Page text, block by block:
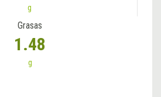
g
Grasas
1.48
g